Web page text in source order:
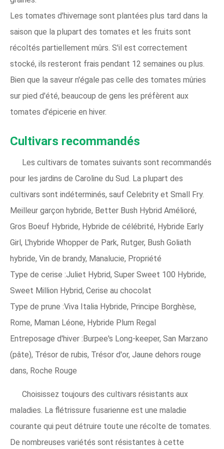
Les tomates d'hivernage sont plantées plus tard dans la
saison que la plupart des tomates et les fruits sont
récoltés partiellement mûrs. S'il est correctement
stocké, ils resteront frais pendant 12 semaines ou plus.
Bien que la saveur n'égale pas celle des tomates mûries
sur pied d'été, beaucoup de gens les préfèrent aux
tomates d'épicerie en hiver.
Cultivars recommandés
Les cultivars de tomates suivants sont recommandés
pour les jardins de Caroline du Sud. La plupart des
cultivars sont indéterminés, sauf Celebrity et Small Fry.
Meilleur garçon hybride, Better Bush Hybrid Amélioré,
Gros Boeuf Hybride, Hybride de célébrité, Hybride Early
Girl, L'hybride Whopper de Park, Rutger, Bush Goliath
hybride, Vin de brandy, Manalucie, Propriété
Type de cerise :Juliet Hybrid, Super Sweet 100 Hybride,
Sweet Million Hybrid, Cerise au chocolat
Type de prune :Viva Italia Hybride, Principe Borghèse,
Rome, Maman Léone, Hybride Plum Regal
Entreposage d'hiver :Burpee's Long-keeper, San Marzano
(pâte), Trésor de rubis, Trésor d'or, Jaune dehors rouge
dans, Roche Rouge
Choisissez toujours des cultivars résistants aux
maladies. La flétrissure fusarienne est une maladie
courante qui peut détruire toute une récolte de tomates.
De nombreuses variétés sont résistantes à cette